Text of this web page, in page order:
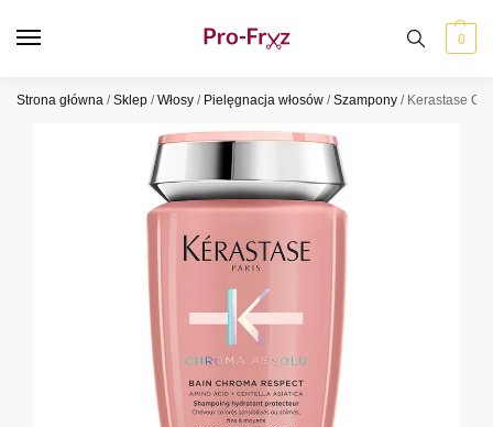
0
Strona główna /Sklep /Włosy / Pielęgnacja włosów /Szampony / Kerastase